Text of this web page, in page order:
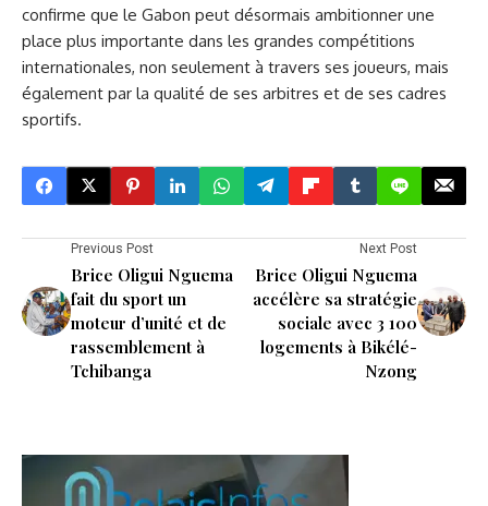
confirme que le Gabon peut désormais ambitionner une
place plus importante dans les grandes compétitions
internationales, non seulement à travers ses joueurs, mais
également par la qualité de ses arbitres et de ses cadres
sportifs.
Previous Post
Brice Oligui Nguema
fait du sport un
moteur d’unité et de
rassemblement à
Tchibanga
Next Post
Brice Oligui Nguema
accélère sa stratégie
sociale avec 3 100
logements à Bikélé-
Nzong